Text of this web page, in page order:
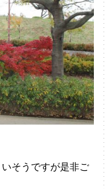
そうですが是非ご